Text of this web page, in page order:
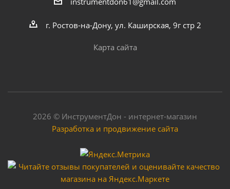
г. Ростов-на-Дону, ул. Каширская, 9г стр 2
Карта сайта
2026 © ИнструментДон - интернет-магазин
Разработка и продвижение сайта